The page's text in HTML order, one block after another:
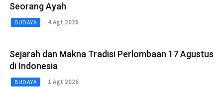
Seorang Ayah
BUDAYA 4 Agt 2026
Sejarah dan Makna Tradisi Perlombaan 17 Agustus
di Indonesia
BUDAYA 1 Agt 2026